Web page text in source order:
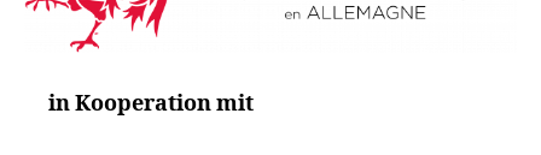
in Kooperation mit